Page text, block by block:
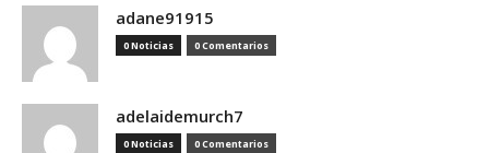
adane91915
0 Noticias 0 Comentarios
adelaidemurch7
0 Noticias 0 Comentarios